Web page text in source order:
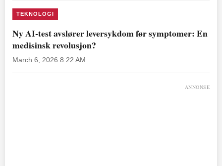
TEKNOLOGI
Ny AI-test avslører leversykdom før symptomer: En
medisinsk revolusjon?
March 6, 2026 8:22 AM
ANNONSE